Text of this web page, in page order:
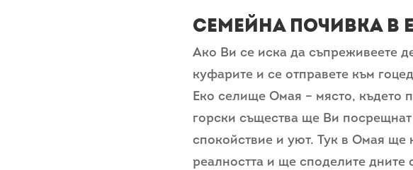
Семейна почивка в
Ако Ви се иска да съпреживеете
куфарите и се отправете към
Еко селище Омая – място, където
горски същества ще Ви
спокойствие и уют. Тук в Омая ще
реалността и ще споделите дните